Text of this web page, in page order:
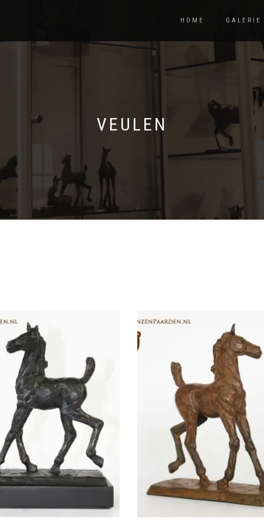
HOME GALERIE
VEULEN